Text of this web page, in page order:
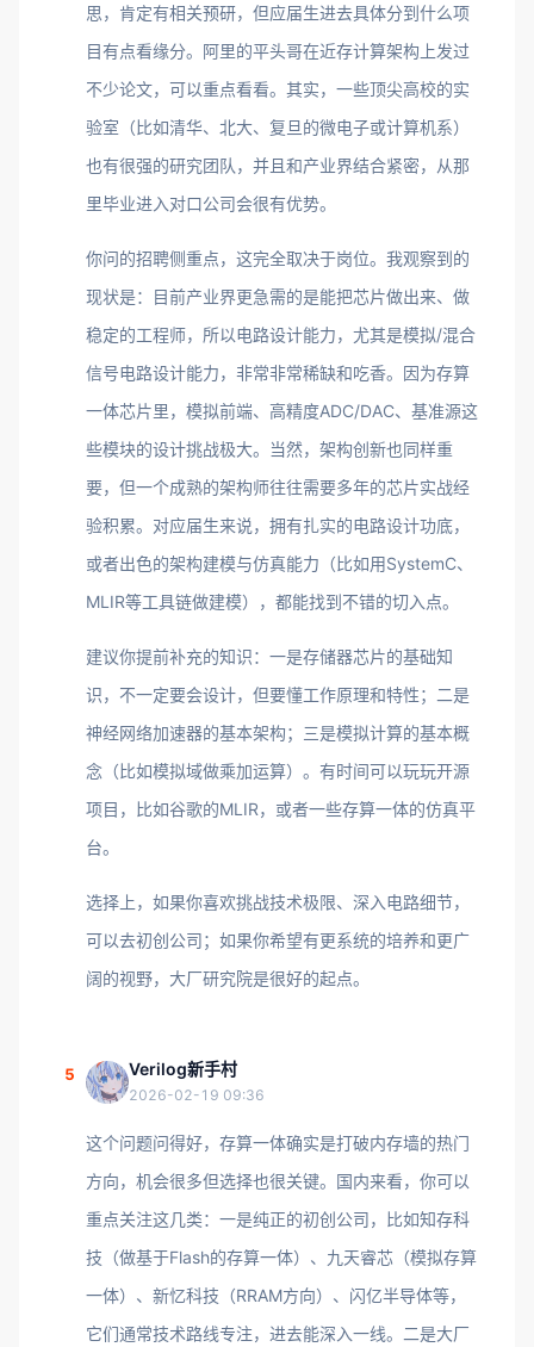
思，肯定有相关预研，但应届生进去具体分到什么项
目有点看缘分。阿里的平头哥在近存计算架构上发过
不少论文，可以重点看看。其实，一些顶尖高校的实
验室（比如清华、北大、复旦的微电子或计算机系）
也有很强的研究团队，并且和产业界结合紧密，从那
里毕业进入对口公司会很有优势。
你问的招聘侧重点，这完全取决于岗位。我观察到的
现状是：目前产业界更急需的是能把芯片做出来、做
稳定的工程师，所以电路设计能力，尤其是模拟/混合
信号电路设计能力，非常非常稀缺和吃香。因为存算
一体芯片里，模拟前端、高精度ADC/DAC、基准源这
些模块的设计挑战极大。当然，架构创新也同样重
要，但一个成熟的架构师往往需要多年的芯片实战经
验积累。对应届生来说，拥有扎实的电路设计功底，
或者出色的架构建模与仿真能力（比如用SystemC、
MLIR等工具链做建模），都能找到不错的切入点。
建议你提前补充的知识：一是存储器芯片的基础知
识，不一定要会设计，但要懂工作原理和特性；二是
神经网络加速器的基本架构；三是模拟计算的基本概
念（比如模拟域做乘加运算）。有时间可以玩玩开源
项目，比如谷歌的MLIR，或者一些存算一体的仿真平
台。
选择上，如果你喜欢挑战技术极限、深入电路细节，
可以去初创公司；如果你希望有更系统的培养和更广
阔的视野，大厂研究院是很好的起点。
5 Verilog新手村
2026-02-19 09:36
这个问题问得好，存算一体确实是打破内存墙的热门
方向，机会很多但选择也很关键。国内来看，你可以
重点关注这几类：一是纯正的初创公司，比如知存科
技（做基于Flash的存算一体）、九天睿芯（模拟存算
一体）、新忆科技（RRAM方向）、闪亿半导体等，
它们通常技术路线专注，进去能深入一线。二是大厂